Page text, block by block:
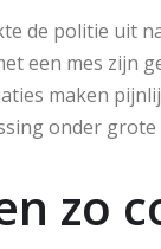
de politie uit
een mes zijn
maken
onder
zo